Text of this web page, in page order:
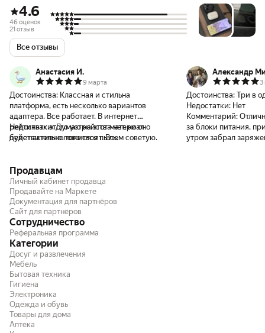
4.6
46 оценок
21 отзыв
Все отзывы
Анастасия И.
9 марта
Достоинства: Классная и стильна
платформа, есть несколько вариантов
адаптера. Все работает. В интернет
рейтингах этого устройства нет, но оно
действительно того стоит. Всем советую.
Недостатки: Думаю на этот материал
будет активно ложиться пыль.
Александр
3
Достоинства: Три в
Недостатки: Нет
Комментарий:
за блоки питания,
утром забрал
Продавцам
Личный кабинет продавца
Продавайте на Маркете
Документация для партнёров
Сайт для партнёров
Сотрудничество
Реферальная программа
Категории
Досуг и развлечения
Мебель
Бытовая техника
Гигиена
Электроника
Одежда и обувь
Товары для дома
Аптека